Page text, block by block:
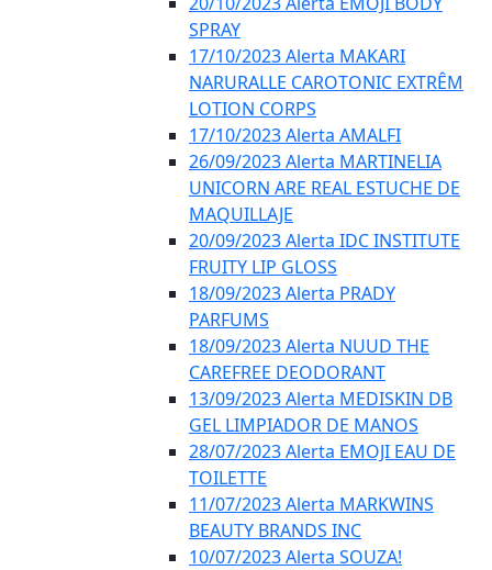
SPRAY
17/10/2023 Alerta MAKARI
NARURALLE CAROTONIC EXTRÊM
LOTION CORPS
17/10/2023 Alerta AMALFI
26/09/2023 Alerta MARTINELIA
UNICORN ARE REAL ESTUCHE DE
MAQUILLAJE
20/09/2023 Alerta IDC INSTITUTE
FRUITY LIP GLOSS
18/09/2023 Alerta PRADY
PARFUMS
18/09/2023 Alerta NUUD THE
CAREFREE DEODORANT
13/09/2023 Alerta MEDISKIN DB
GEL LIMPIADOR DE MANOS
28/07/2023 Alerta EMOJI EAU DE
TOILETTE
11/07/2023 Alerta MARKWINS
BEAUTY BRANDS INC
10/07/2023 Alerta SOUZA!